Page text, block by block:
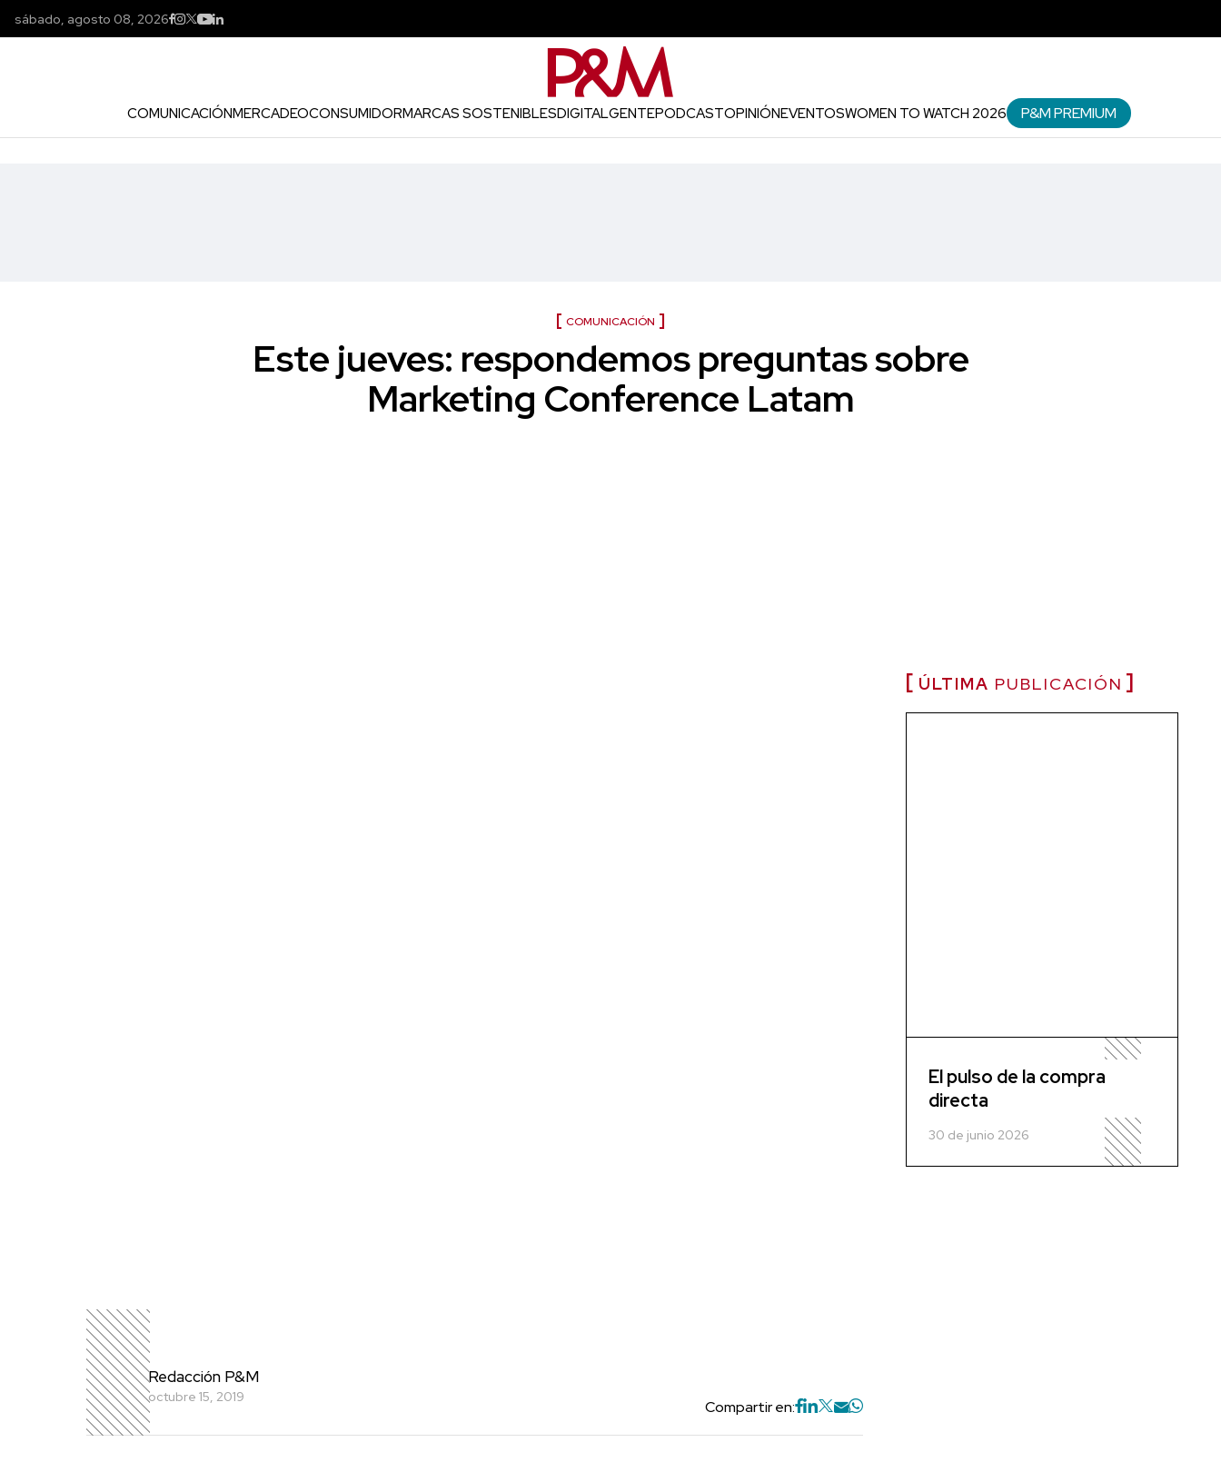
sábado, agosto 08, 2026
COMUNICACIÓNMERCADEOCONSUMIDORMARCAS SOSTENIBLESDIGITALGENTEPODCASTOPINIÓNEVENTOSWOMEN TO WATCH 2026 P&M PREMIUM
COMUNICACIÓN
Este jueves: respondemos preguntas sobre
Marketing Conference Latam
Redacción P&M
octubre 15, 2019
Compartir en:
ÚLTIMA PUBLICACIÓN
El pulso de la compra
directa
30 de junio 2026